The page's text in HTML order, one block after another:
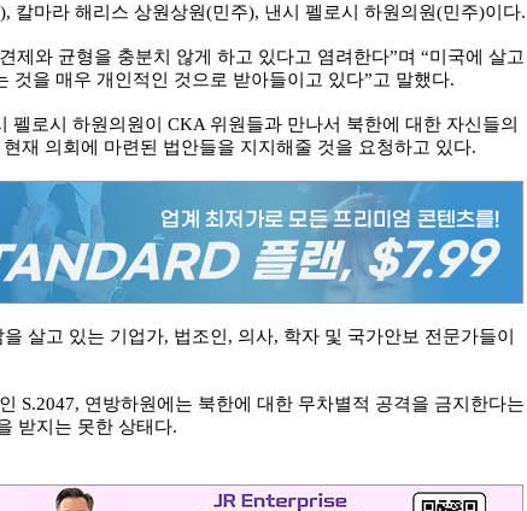
칼마라 해리스 상원상원(민주), 낸시 펠로시 하원의원(민주)이다.
제와 균형을 충분치 않게 하고 있다고 염려한다”며 “미국에 살고
것을 매우 개인적인 것으로 받아들이고 있다”고 말했다.
로시 하원의원이 CKA 위원들과 만나서 북한에 대한 자신들의
재 의회에 마련된 법안들을 지지해줄 것을 요청하고 있다.
살고 있는 기업가, 법조인, 의사, 학자 및 국가안보 전문가들이
S.2047, 연방하원에는 북한에 대한 무차별적 공격을 금지한다는
받지는 못한 상태다.